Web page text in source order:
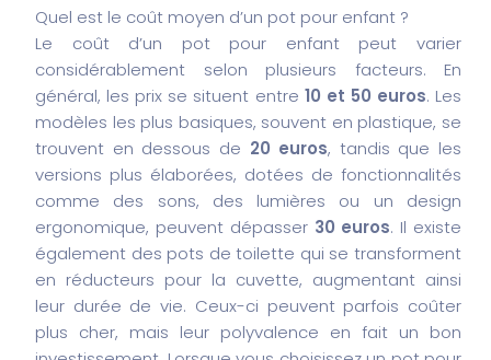
Quel est le coût moyen d’un pot pour enfant ?
Le coût d’un pot pour enfant peut varier
considérablement selon plusieurs facteurs. En
général, les prix se situent entre 10 et 50 euros. Les
modèles les plus basiques, souvent en plastique, se
trouvent en dessous de 20 euros, tandis que les
versions plus élaborées, dotées de fonctionnalités
comme des sons, des lumières ou un design
ergonomique, peuvent dépasser 30 euros. Il existe
également des pots de toilette qui se transforment
en réducteurs pour la cuvette, augmentant ainsi
leur durée de vie. Ceux-ci peuvent parfois coûter
plus cher, mais leur polyvalence en fait un bon